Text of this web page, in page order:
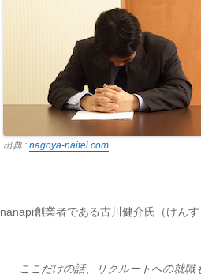
出典 : nagoya-naitei.com
nanapi創業者である古川健介氏（けん
ここだけの話、リクルートへの就